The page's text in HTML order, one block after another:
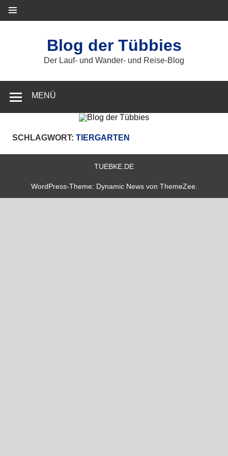
Inhalt
springen
Blog der Tübbies
Der Lauf- und Wander- und Reise-Blog
MENÜ
SCHLAGWORT: TIERGARTEN
TUEBKE.DE
WordPress-Theme: Dynamic News von ThemeZee.